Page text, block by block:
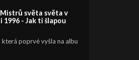
světa světa v
- Jak ti šlapou
poprvé vyšla na albu